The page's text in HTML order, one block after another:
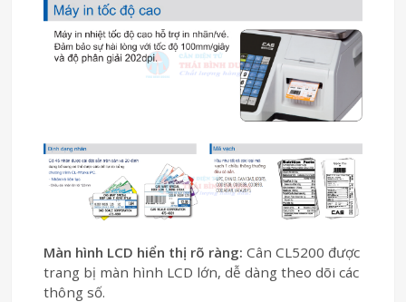
Màn hình LCD hiển thị rõ ràng: Cân CL5200 được
trang bị màn hình LCD lớn, dễ dàng theo dõi các
thông số.